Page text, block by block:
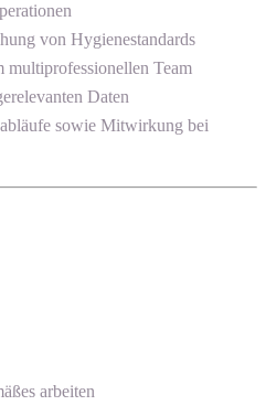
von Hygienestandards
multiprofessionellen Team
Daten
sowie Mitwirkung bei
arbeiten